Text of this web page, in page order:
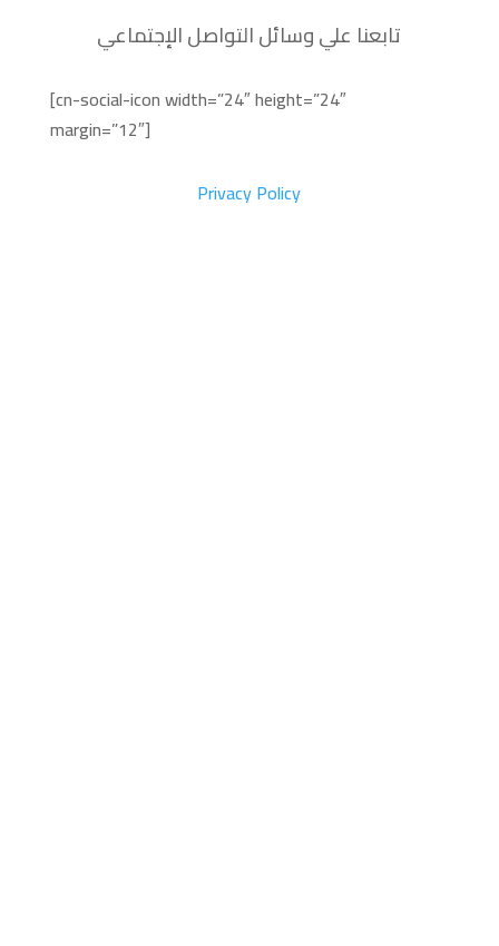
تابعنا علي وسائل التواصل الإجتماعي
[cn-social-icon width=”24″ height=”24″
margin=”12″]
Privacy Policy